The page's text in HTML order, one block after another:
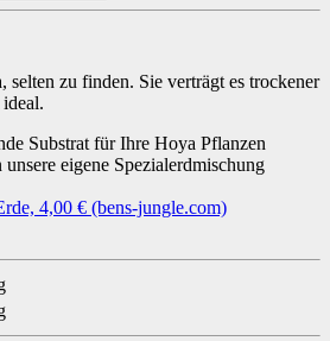
selten zu finden. Sie verträgt es trockener
Substrat für Ihre Hoya Pflanzen
eigene Spezialerdmischung
4,00 € (bens-jungle.com)